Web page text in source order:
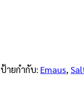
ป้ายกำกับ: Emaus,